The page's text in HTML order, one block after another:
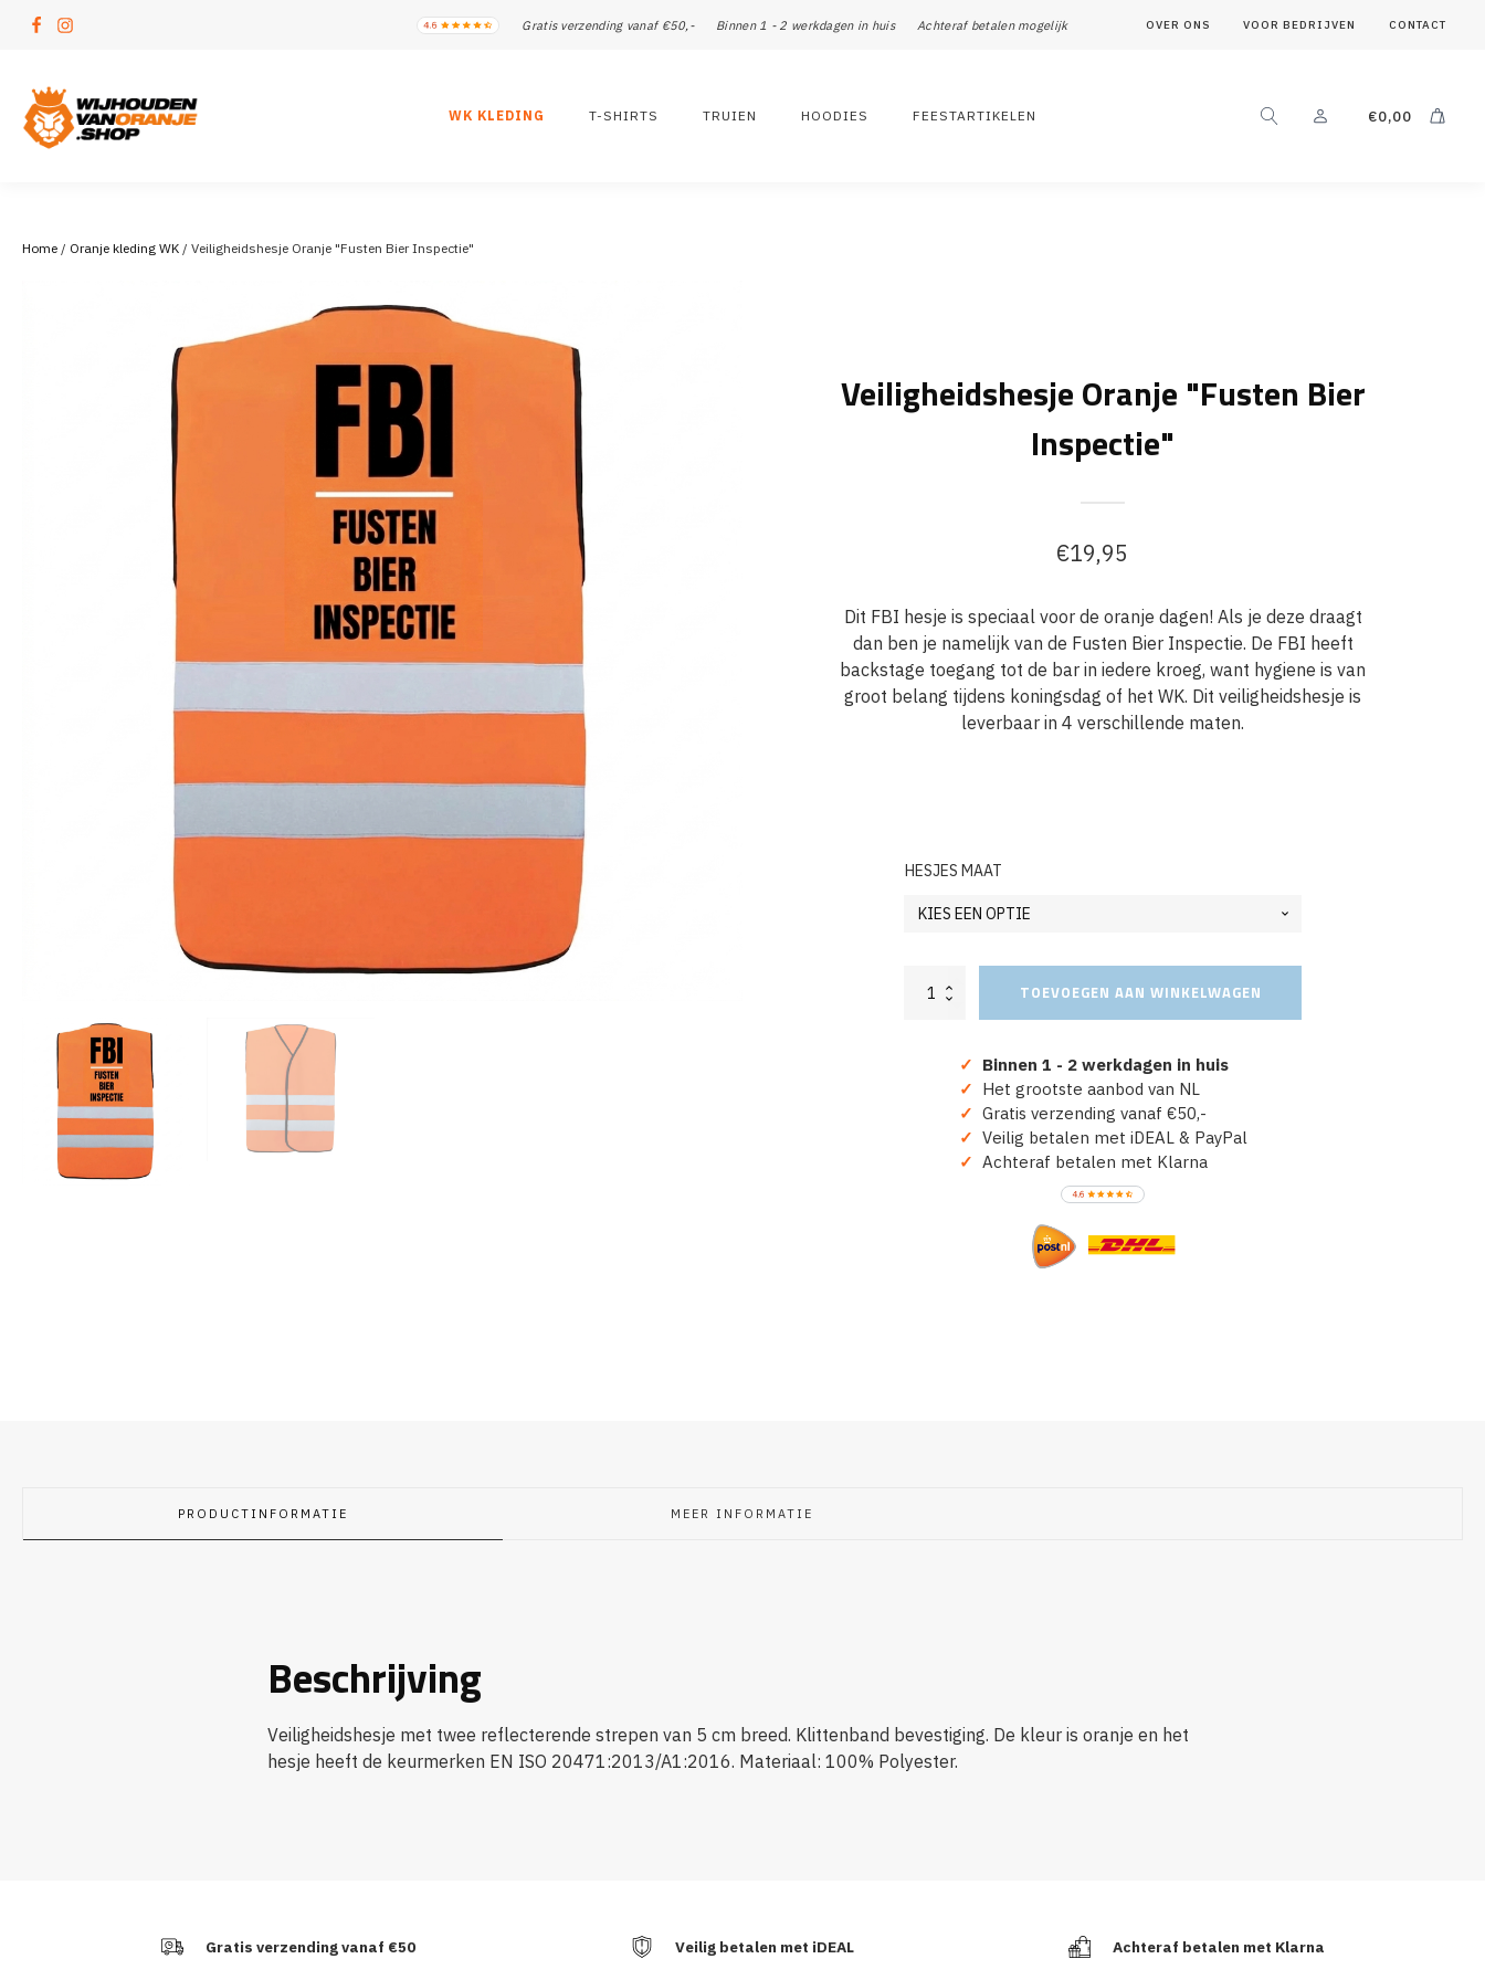
Gratis verzending vanaf €50,- Binnen 1 - 2 werkdagen in huis Achteraf betalen mogelijk OVER ONS VOOR BEDRIJVEN CONTACT
WK KLEDING T-SHIRTS TRUIEN HOODIES FEESTARTIKELEN €0,00
Home / Oranje kleding WK / Veiligheidshesje Oranje "Fusten Bier Inspectie"
Veiligheidshesje Oranje "Fusten Bier
Inspectie"
€19,95
Dit FBI hesje is speciaal voor de oranje dagen! Als je deze draagt
dan ben je namelijk van de Fusten Bier Inspectie. De FBI heeft
backstage toegang tot de bar in iedere kroeg, want hygiene is van
groot belang tijdens koningsdag of het WK. Dit veiligheidshesje is
leverbaar in 4 verschillende maten.
HESJES MAAT
Veiligheidshesje
Oranje
Inspectie"
TOEVOEGEN AAN WINKELWAGEN
✓ Binnen 1 - 2 werkdagen in huis
✓ Het grootste aanbod van NL
✓ Gratis verzending vanaf €50,-
✓ Veilig betalen met iDEAL & PayPal
✓ Achteraf betalen met Klarna
PRODUCTINFORMATIE MEER INFORMATIE
Beschrijving
Veiligheidshesje met twee reflecterende strepen van 5 cm breed. Klittenband bevestiging. De kleur is oranje en het
hesje heeft de keurmerken EN ISO 20471:2013/A1:2016. Materiaal: 100% Polyester.
Gratis verzending vanaf €50 Veilig betalen met iDEAL Achteraf betalen met Klarna